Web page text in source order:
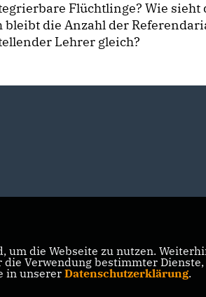
Flüchtlinge? Wie sieht
die Anzahl der
Lehrer gleich?
um die Webseite zu nutzen.
die Verwendung bestimmter
in unserer Datenschutzerklärung.